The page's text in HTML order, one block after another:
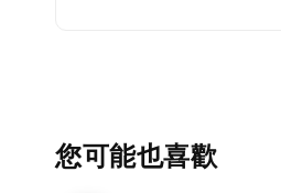
您可能也喜歡